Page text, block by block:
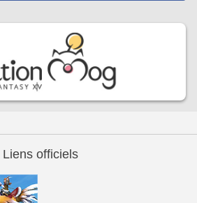
Liens officiels